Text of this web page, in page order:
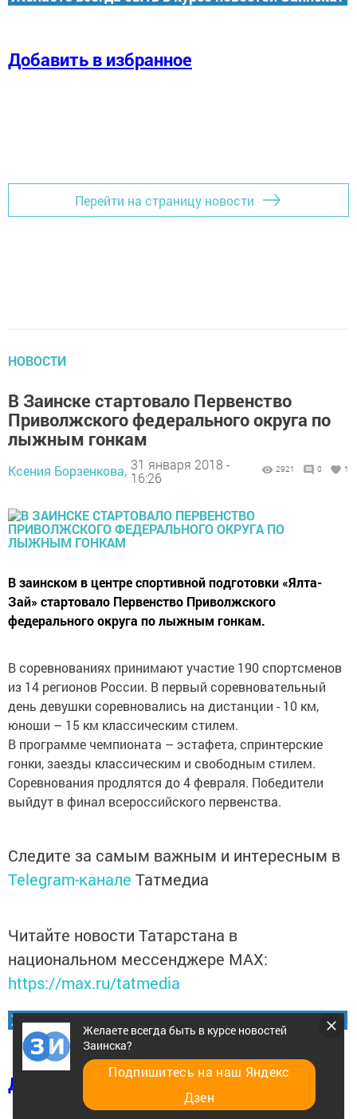
Добавить в избранное
Перейти на страницу новости
НОВОСТИ
В Заинске стартовало Первенство
Приволжского федерального округа по
лыжным гонкам
Ксения Борзенкова, 31 января 2018 -
16:26
2921 0 1
В заинском в центре спортивной подготовки «Ялта-
Зай» стартовало Первенство Приволжского
федерального округа по лыжным гонкам.
В соревнованиях принимают участие 190 спортсменов
из 14 регионов России. В первый соревновательный
день девушки соревновались на дистанции - 10 км,
юноши – 15 км классическим стилем.
В программе чемпионата – эстафета, спринтерские
гонки, заезды классическим и свободным стилем.
Соревнования продлятся до 4 февраля. Победители
выйдут в финал всероссийского первенства.
Следите за самым важным и интересным в
Telegram-канале Татмедиа
Читайте новости Татарстана в
национальном мессенджере MАХ:
https://max.ru/tatmedia
Желаете всегда быть в курсе новостей Заинска?
Добавить в избранное
Желаете всегда быть в курсе новостей
Заинска?
Подпишитесь на наш Яндекс
Дзен